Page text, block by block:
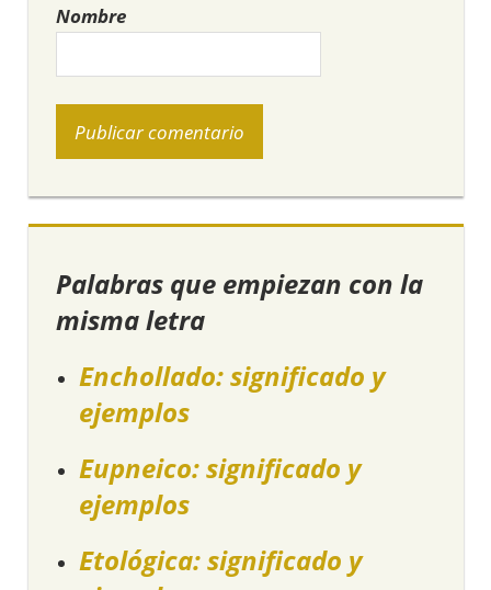
Nombre
Palabras que empiezan con la
misma letra
Enchollado: significado y
ejemplos
Eupneico: significado y
ejemplos
Etológica: significado y